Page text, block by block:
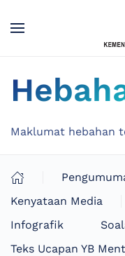
Maklumat hebahan
Kenyataan Media
Infografik
Teks Ucapan YB